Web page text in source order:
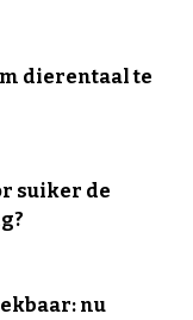
dierentaal te
suiker de
nu